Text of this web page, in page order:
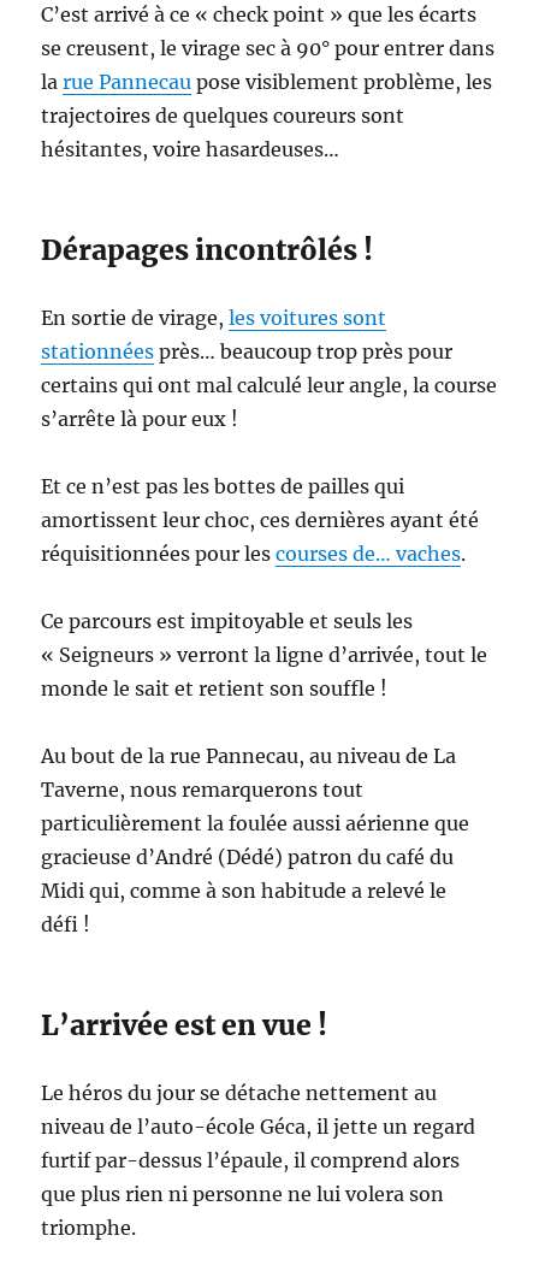
C’est arrivé à ce « check point » que les écarts
se creusent, le virage sec à 90° pour entrer dans
larue Pannecau pose visiblement problème, les
trajectoires de quelques coureurs sont
hésitantes, voire hasardeuses…
Dérapages incontrôlés !
En sortie de virage,les voitures sont
stationnées près… beaucoup trop près pour
certains qui ont mal calculé leur angle, la course
s’arrête là pour eux !
Et ce n’est pas les bottes de pailles qui
amortissent leur choc, ces dernières ayant été
réquisitionnées pour lescourses de… vaches.
Ce parcours est impitoyable et seuls les
« Seigneurs » verront la ligne d’arrivée, tout le
monde le sait et retient son souffle !
Au bout de la rue Pannecau, au niveau de La
Taverne, nous remarquerons tout
particulièrement la foulée aussi aérienne que
gracieuse d’André (Dédé) patron du café du
Midi qui, comme à son habitude a relevé le
défi !
L’arrivée est en vue !
Le héros du jour se détache nettement au
niveau de l’auto-école Géca, il jette un regard
furtif par-dessus l’épaule, il comprend alors
que plus rien ni personne ne lui volera son
triomphe.